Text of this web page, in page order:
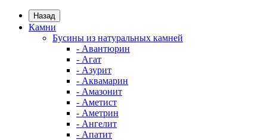
Назад
Камни
Бусины из натуральных камней
- Авантюрин
- Агат
- Азурит
- Аквамарин
- Амазонит
- Аметист
- Аметрин
- Ангелит
- Апатит